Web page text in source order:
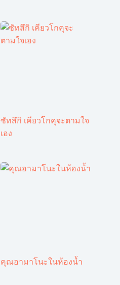
ซัทสึกิ เคียวโกคุจะตามใจ
เอง
คุณอามาโนะในห้องน้ำ